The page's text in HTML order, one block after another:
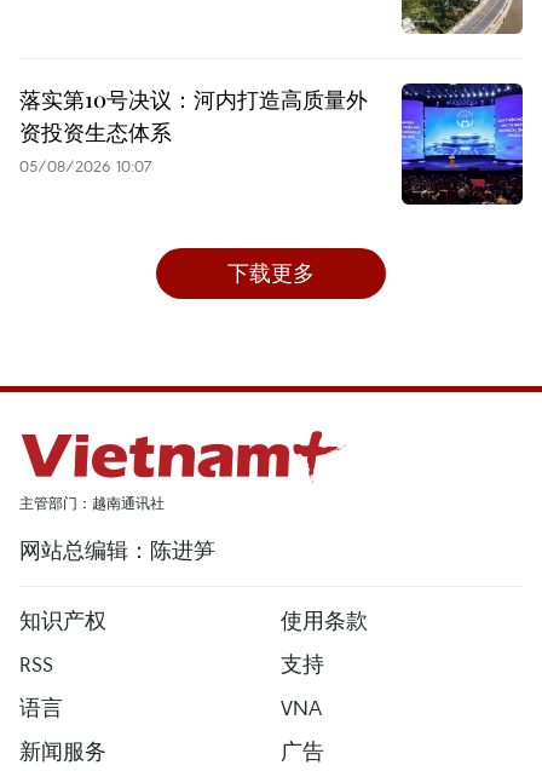
落实第10号决议：河内打造高质量外
资投资生态体系
05/08/2026 10:07
下载更多
主管部门：越南通讯社
网站总编辑：陈进笋
知识产权
使用条款
RSS
支持
语言
VNA
新闻服务
广告